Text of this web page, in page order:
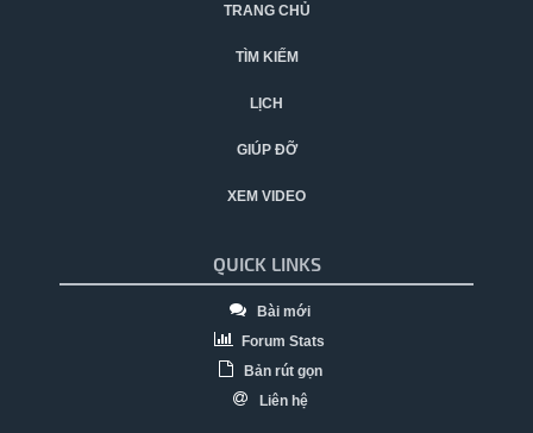
TRANG CHỦ
TÌM KIẾM
LỊCH
GIÚP ĐỠ
XEM VIDEO
QUICK LINKS
Bài mới
Forum Stats
Bản rút gọn
Liên hệ